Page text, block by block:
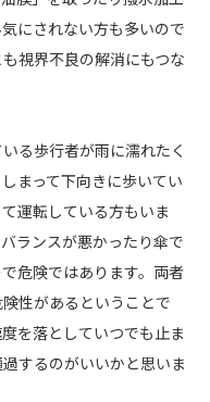
にされない方も多いので
視界不良の解消にもつな
る歩行者が雨に濡れたく
まって下向きに歩いてい
運転している方もいま
ランスが悪かったり傘で
危険ではあります。両者
険性があるということで
を落としていつでも止ま
するのがいいかと思いま